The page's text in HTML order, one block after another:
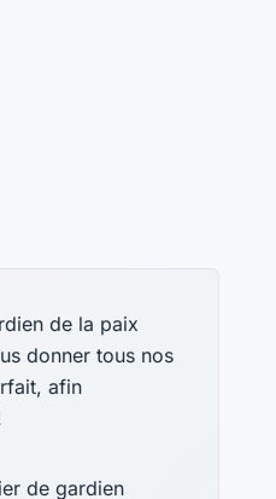
de la paix
donner tous nos
afin
de gardien